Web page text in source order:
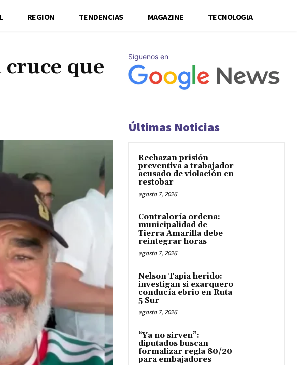
REGION TENDENCIAS MAGAZINE TECNOLOGIA
que
Síguenos en
Últimas Noticias
Rechazan prisión
preventiva a trabajador
acusado de violación en
restobar
agosto 7, 2026
Contraloría ordena:
municipalidad de
Tierra Amarilla debe
reintegrar horas
agosto 7, 2026
Nelson Tapia herido:
investigan si exarquero
conducía ebrio en Ruta
5 Sur
agosto 7, 2026
“Ya no sirven”:
diputados buscan
formalizar regla 80/20
para embajadores